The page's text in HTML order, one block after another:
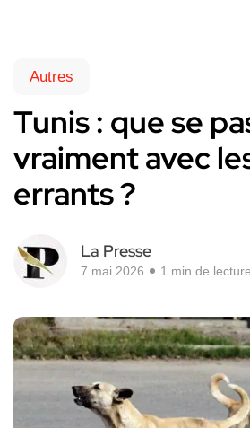
Autres
Tunis : que se
vraiment avec
errants ?
La Presse
7 mai 2026 1 min de lecture